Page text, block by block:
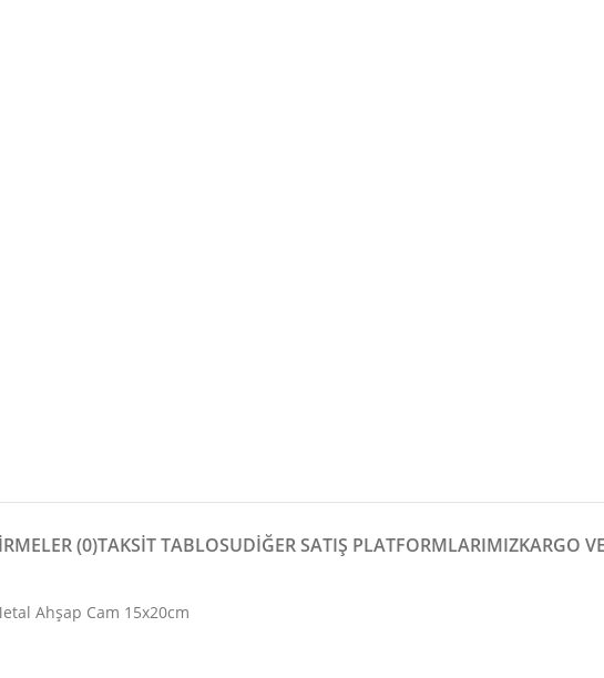
(0)TAKSİT TABLOSUDIĞER SATIŞ PLATFORMLARIMIZKARGO
Ahşap Cam 15x20cm